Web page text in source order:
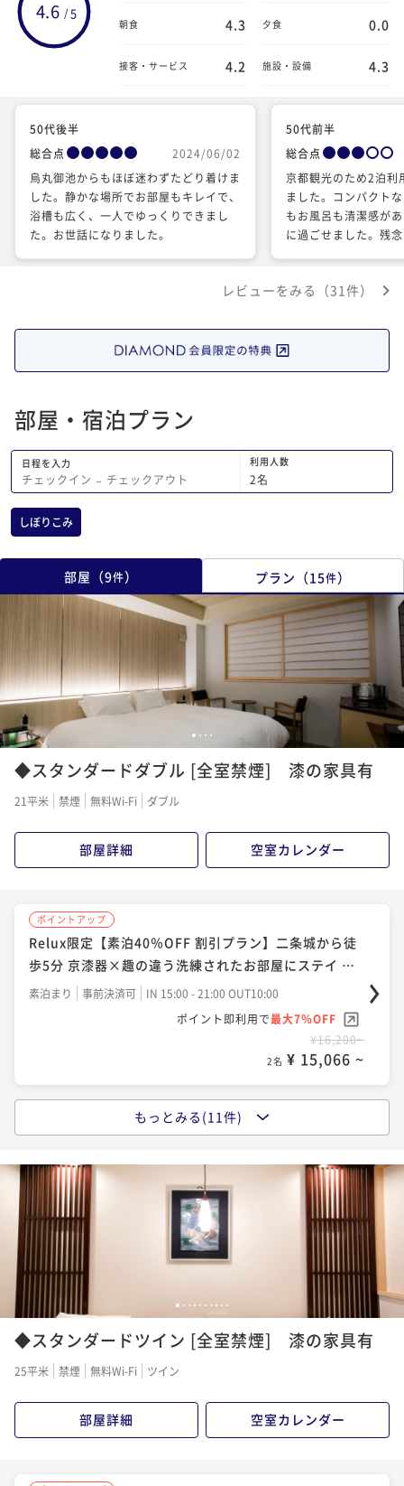
4.6 /5
朝食 4.3 夕食 0.0
接客・サービス 4.2 施設・設備 4.3
50代後半
総合点
2024/06/02
烏丸御池からもほぼ迷わずたどり着けま
した。静かな場所でお部屋もキレイで、
浴槽も広く、一人でゆっくりできまし
た。お世話になりました。
50代前半
総合点
京都観光のため2泊利
ました。コンパクト
もお風呂も清潔感が
に過ごせました。残
リが溜まっていたの
りがたいです。立地
駅と二条前駅の中間
か。周辺の飲食店を
宿泊代金の割に普通
レビューをみる（31件）
部屋・宿泊プラン
日程を入力
チェックイン − チェックアウト
利用人数
2名
しぼりこみ
部屋 （9件） プラン （15件）
1 2 3 4
◆スタンダードダブル [全室禁煙] 漆の家具有
21平米 禁煙 無料Wi-Fi ダブル
部屋詳細 空室カレンダー
ポイントアップ
Relux限定【素泊40％OFF 割引プラン】二条城から徒
歩5分 京漆器×趣の違う洗練されたお部屋にステイ ※
返金不可プラン
素泊まり 事前決済可
IN 15:00 - 21:00 OUT10:00
ポイント即利用で最大7％OFF
¥16,200~
2名 ¥ 15,066 ~
「期間限定30%割」京都観光のアクセス最高！シモン
ズベッドと漆の調度品に囲まれて贅沢なひとときを
素泊まり 現地決済可 事前決済可
IN 15:00 - 21:00 OUT10:00
ポイント即利用で
最大7％OFF
¥18,800~
¥ 17,484 ~
ポイントアップ
【素泊まり】烏丸御池駅から徒歩7分！京漆器×モダン
美の中で寛ぐシンプルステイ
ポイント即利用で最大7％OFF
¥18,800~
もっとみる(11件)
1 2 3 4 5 6 7 8 9 10
◆スタンダードツイン [全室禁煙] 漆の家具有
25平米 禁煙 無料Wi-Fi ツイン
部屋詳細 空室カレンダー